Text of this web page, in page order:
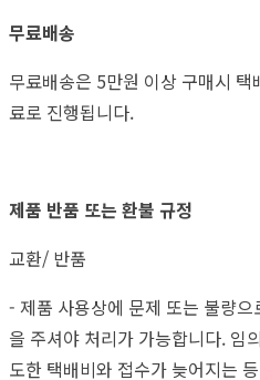
무료배송
무료배송은 5만원 이상 구매시
료로 진행됩니다.
제품 반품 또는 환불 규정
교환/ 반품
- 제품 사용상에 문제 또는 불량
을 주셔야 처리가 가능합니다. 임
도한 택배비와 접수가 늦어지는